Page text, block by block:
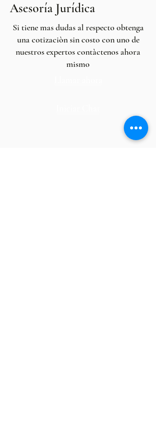
Asesoría Jurídica
Si tiene mas dudas al respecto obtenga
una cotizaciòn sin costo con uno de
nuestros expertos contàctenos ahora
mismo